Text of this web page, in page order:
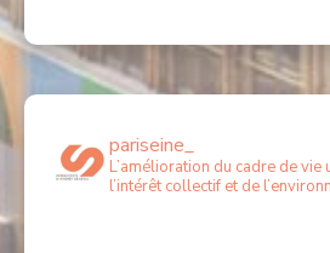
pariseine_
L’amélioration du cadre de vie
l’intérêt collectif et de